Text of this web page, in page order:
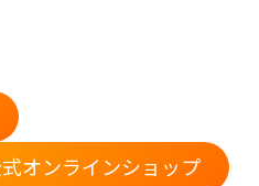
オンラインショップ